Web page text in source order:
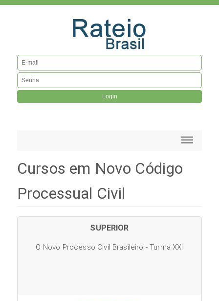
Login
Cursos em Novo Código
Processual Civil
SUPERIOR
O Novo Processo Civil Brasileiro - Turma XXI